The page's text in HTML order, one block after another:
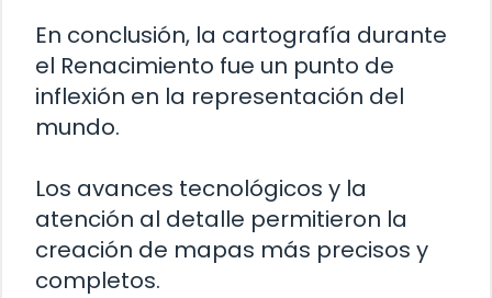
En conclusión, la cartografía durante
el Renacimiento fue un punto de
inflexión en la representación del
mundo.
Los avances tecnológicos y la
atención al detalle permitieron la
creación de mapas más precisos y
completos.